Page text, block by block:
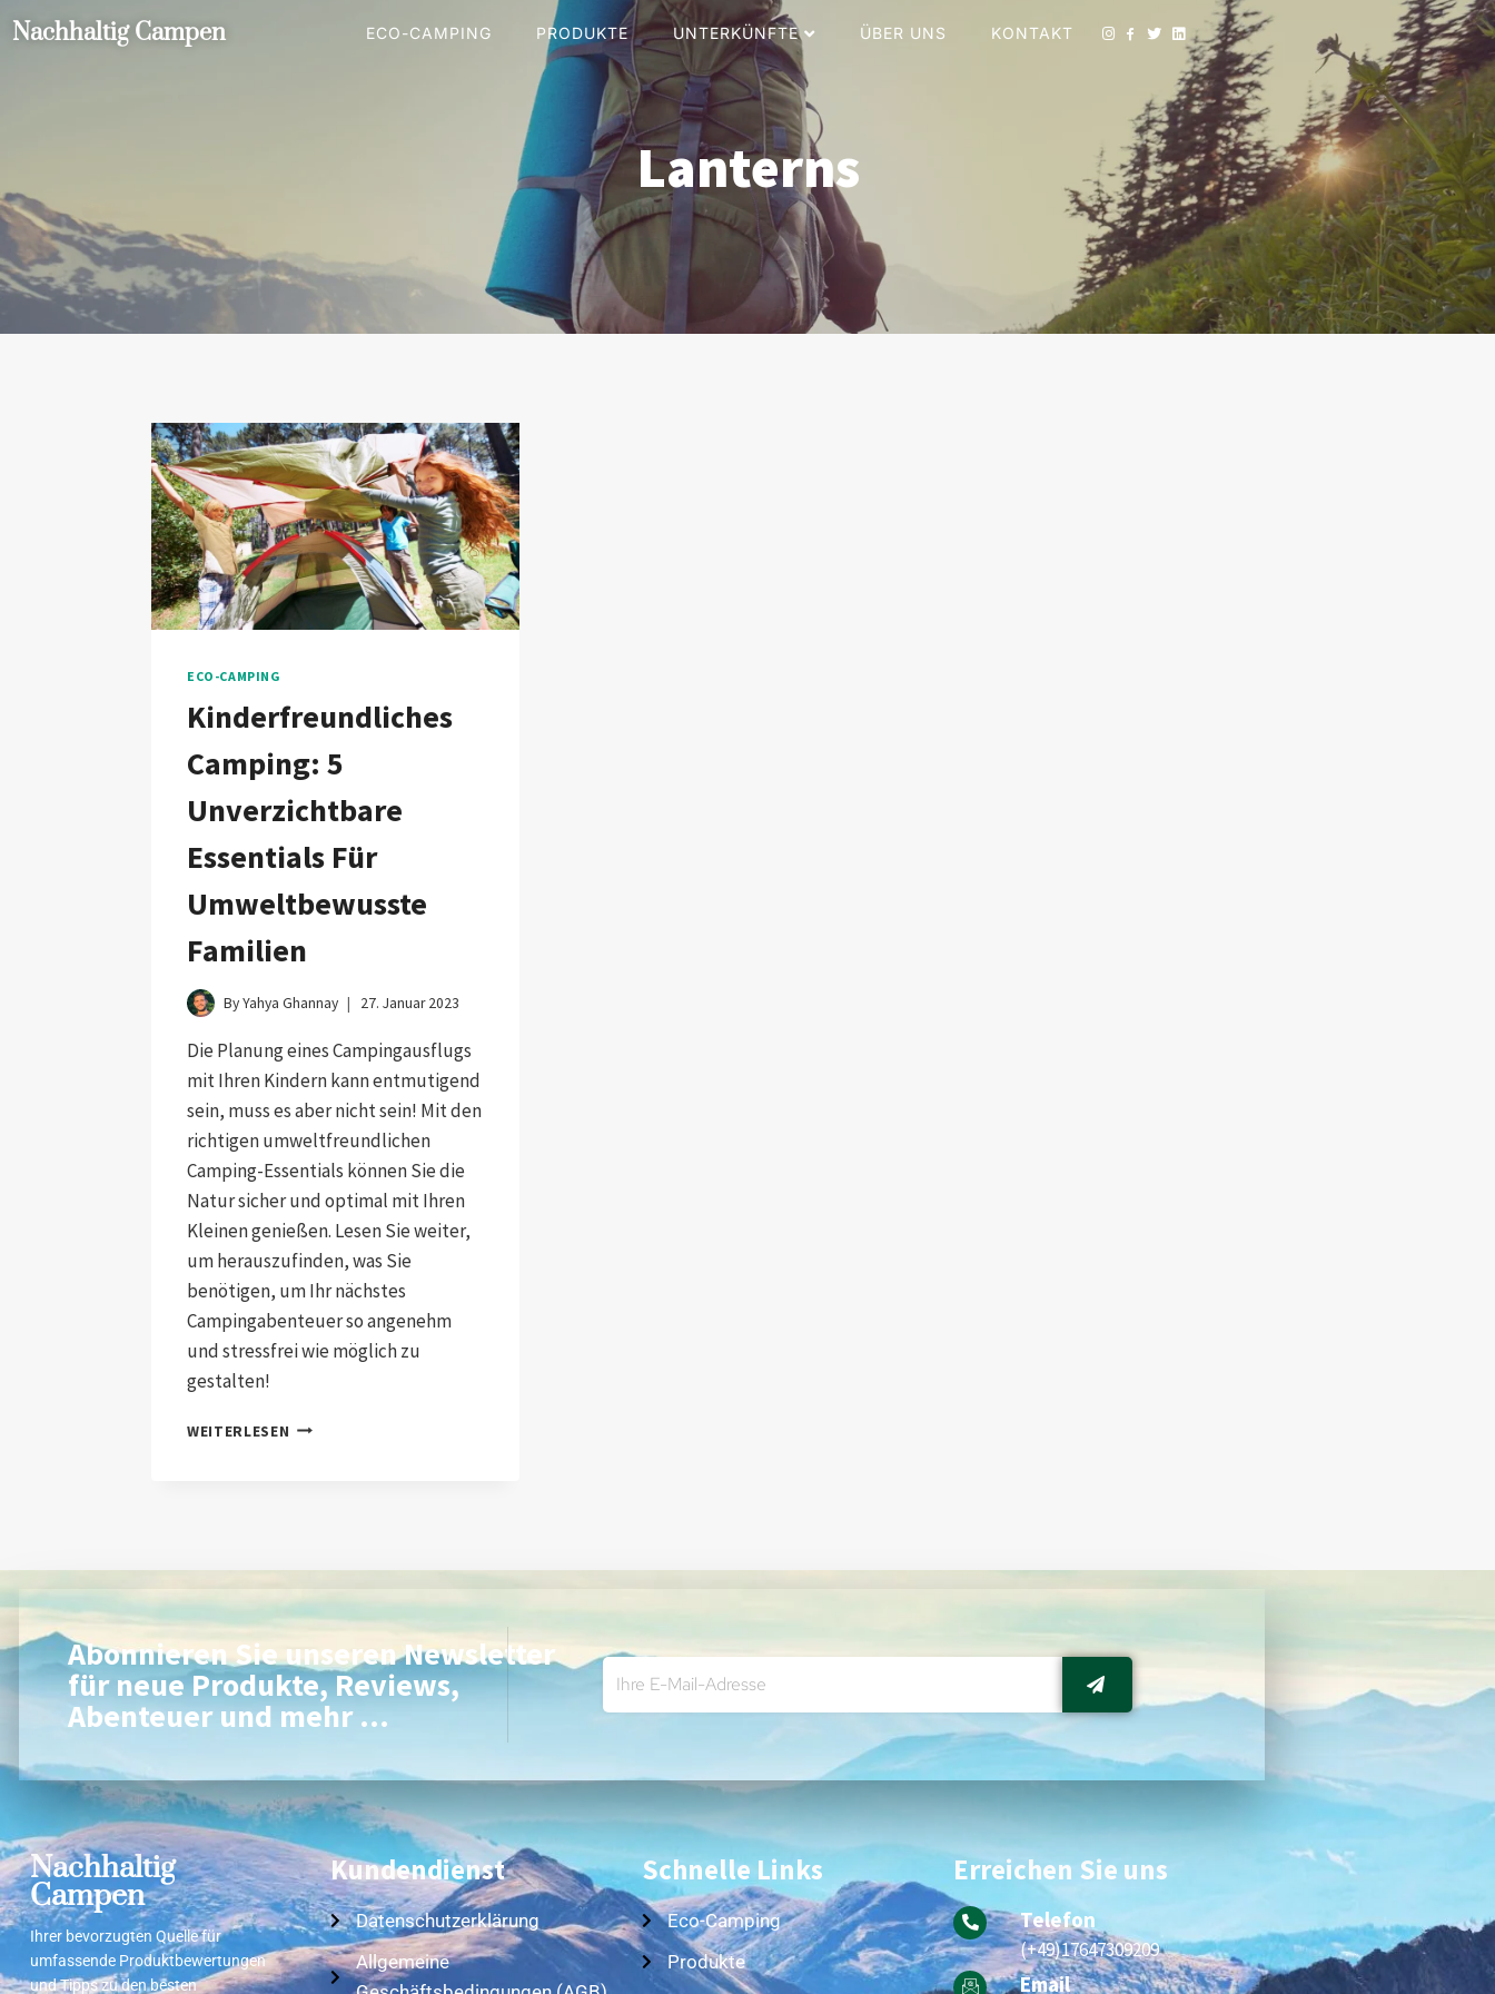
Nachhaltig Campen ECO-CAMPING PRODUKTE UNTERKÜNFTE ÜBER UNS KONTAKT
Lanterns
ECO-CAMPING
Kinderfreundliches
Camping: 5
Unverzichtbare
Essentials Für
Umweltbewusste
Familien
ByYahya Ghannay 27. Januar 2023
Die Planung eines Campingausflugs
mit Ihren Kindern kann entmutigend
sein, muss es aber nicht sein! Mit den
richtigen umweltfreundlichen
Camping-Essentials können Sie die
Natur sicher und optimal mit Ihren
Kleinen genießen. Lesen Sie weiter,
um herauszufinden, was Sie
benötigen, um Ihr nächstes
Campingabenteuer so angenehm
und stressfrei wie möglich zu
gestalten!
WEITERLESEN
Abonnieren Sie unseren Newsletter
für neue Produkte, Reviews,
Abenteuer und mehr ...
Nachhaltig
Campen
Ihrer bevorzugten Quelle für
umfassende Produktbewertungen
und Tipps zu den besten
Kundendienst
Datenschutzerklärung
Allgemeine
Schnelle Links
Eco-Camping
Produkte
Erreichen Sie uns
Telefon
(+49)17647309209
Email